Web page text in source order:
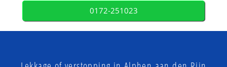
0172-251023